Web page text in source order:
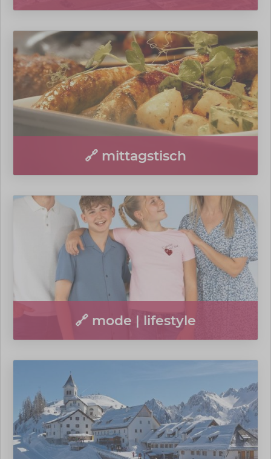
🔗 mittagstisch
🔗 mode | lifestyle